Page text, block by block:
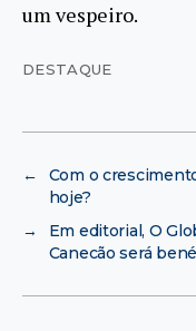
um vespeiro.
DESTAQUE
←
Com o
hoje?
→
Em editorial, O
Canecão será